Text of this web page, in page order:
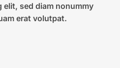
sed diam nonummy
erat volutpat.